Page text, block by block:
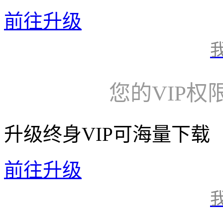
前往升级
您的VIP权
升级终身VIP可海量下载
前往升级